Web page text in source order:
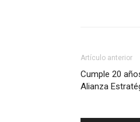
Artículo anterior
Cumple 20
Alianza